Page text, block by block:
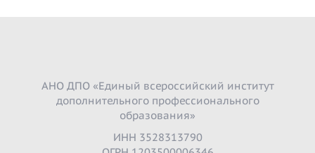
АНО ДПО «Единый всероссийский институт
дополнительного профессионального
образования»
ИНН 3528313790